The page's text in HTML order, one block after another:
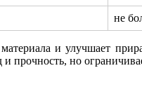
не
и улучшает
прочность, но